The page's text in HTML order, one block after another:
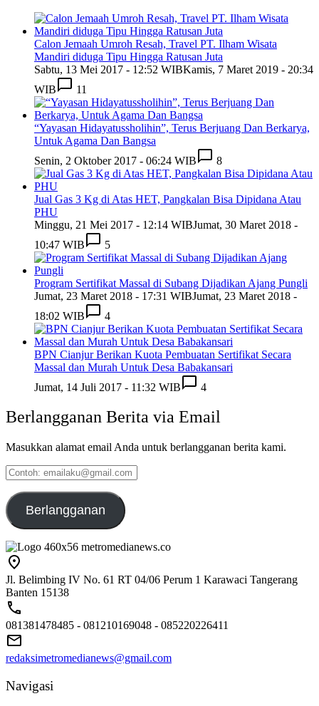
Calon Jemaah Umroh Resah, Travel PT. Ilham Wisata
Mandiri diduga Tipu Hingga Ratusan Juta
Sabtu, 13 Mei 2017 - 12:52 WIBKamis, 7 Maret 2019 - 20:34
WIB
11
“Yayasan Hidayatussholihin”, Terus Berjuang Dan Berkarya,
Untuk Agama Dan Bangsa
Senin, 2 Oktober 2017 - 06:24 WIB
8
Jual Gas 3 Kg di Atas HET, Pangkalan Bisa Dipidana Atau
PHU
Minggu, 21 Mei 2017 - 12:14 WIBJumat, 30 Maret 2018 -
10:47 WIB
5
Program Sertifikat Massal di Subang Dijadikan Ajang Pungli
Jumat, 23 Maret 2018 - 17:31 WIBJumat, 23 Maret 2018 -
18:02 WIB
4
BPN Cianjur Berikan Kuota Pembuatan Sertifikat Secara
Massal dan Murah Untuk Desa Babakansari
Jumat, 14 Juli 2017 - 11:32 WIB
4
Berlangganan Berita via Email
Masukkan alamat email Anda untuk berlangganan berita kami.
Contoh:
emailaku@gmail.com
Berlangganan
Jl. Belimbing IV No. 61 RT 04/06 Perum 1 Karawaci Tangerang
Banten 15138
081381478485 - 081210169048 - 085220226411
redaksimetromedianews@gmail.com
Navigasi